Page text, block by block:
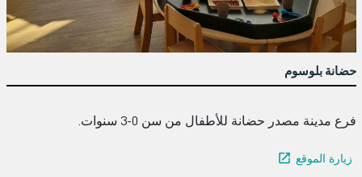
حضانة بلوسوم
فرع مدينة مصدر حضانة للأطفال من سن 0-3 سنوات.
زيارة الموقع